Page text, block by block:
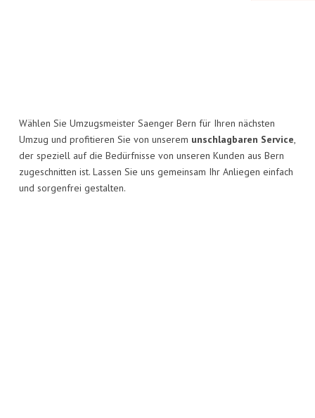
Wählen Sie Umzugsmeister Saenger Bern für Ihren nächsten
Umzug und profitieren Sie von unserem unschlagbaren Service,
der speziell auf die Bedürfnisse von unseren Kunden aus Bern
zugeschnitten ist. Lassen Sie uns gemeinsam Ihr Anliegen einfach
und sorgenfrei gestalten.